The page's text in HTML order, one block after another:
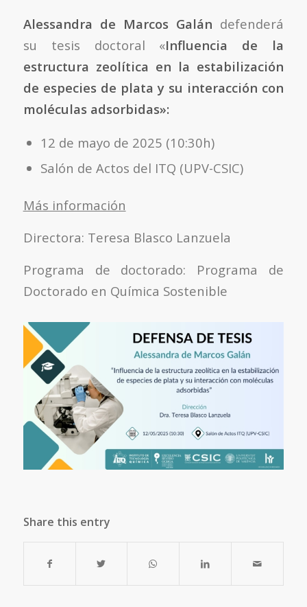
Alessandra de Marcos Galán defenderá
su tesis doctoral «Influencia de la
estructura zeolítica en la estabilización
de especies de plata y su interacción con
moléculas adsorbidas»:
12 de mayo de 2025 (10:30h)
Salón de Actos del ITQ (UPV-CSIC)
Más información
Directora: Teresa Blasco Lanzuela
Programa de doctorado: Programa de
Doctorado en Química Sostenible
Share this entry